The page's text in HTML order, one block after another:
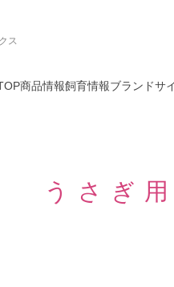
ス
商品情報飼育情報ブランドサ
うさぎ